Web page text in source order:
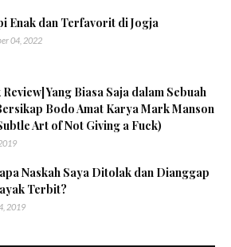
Enak dan Terfavorit di Jogja
04, 2022
Review] Yang Biasa Saja dalam Sebuah
Bodo Amat Karya Mark Manson
Art of Not Giving a Fuck)
Naskah Saya Ditolak dan Dianggap
Terbit?
2019